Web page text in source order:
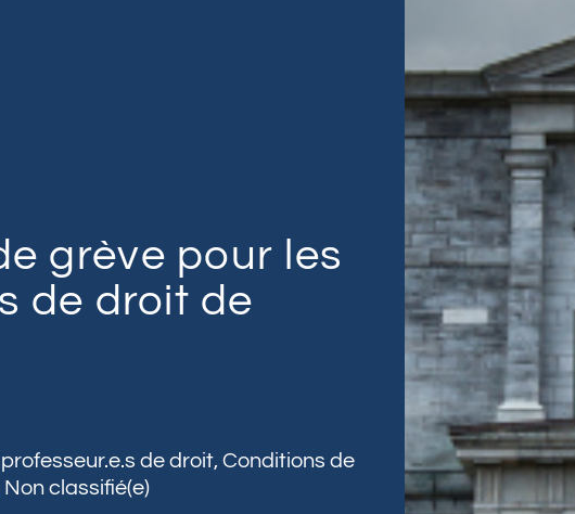
grève pour les
de droit de
de droit, Conditions de
Non classifié(e)